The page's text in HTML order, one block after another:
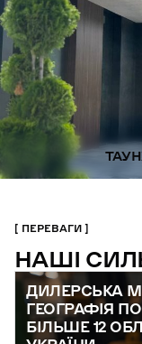
ПЕРЕВАГИ
НАШІ
ДИЛЕРСЬКА
ГЕОГРАФІЯ
БІЛЬШЕ 12